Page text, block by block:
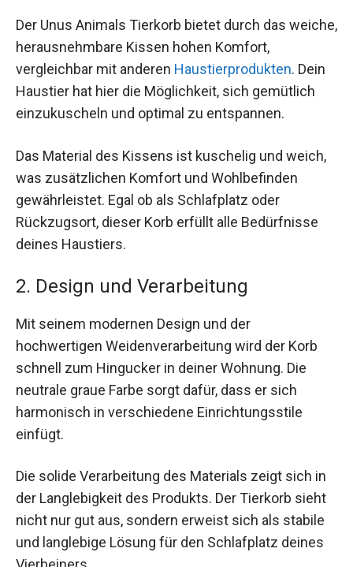
Der Unus Animals Tierkorb bietet durch das weiche,
herausnehmbare Kissen hohen Komfort,
vergleichbar mit anderen Haustierprodukten. Dein
Haustier hat hier die Möglichkeit, sich gemütlich
einzukuscheln und optimal zu entspannen.
Das Material des Kissens ist kuschelig und weich,
was zusätzlichen Komfort und Wohlbefinden
gewährleistet. Egal ob als Schlafplatz oder
Rückzugsort, dieser Korb erfüllt alle Bedürfnisse
deines Haustiers.
2. Design und Verarbeitung
Mit seinem modernen Design und der
hochwertigen Weidenverarbeitung wird der Korb
schnell zum Hingucker in deiner Wohnung. Die
neutrale graue Farbe sorgt dafür, dass er sich
harmonisch in verschiedene Einrichtungsstile
einfügt.
Die solide Verarbeitung des Materials zeigt sich in
der Langlebigkeit des Produkts. Der Tierkorb sieht
nicht nur gut aus, sondern erweist sich als stabile
und langlebige Lösung für den Schlafplatz deines